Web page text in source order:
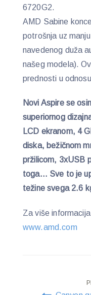
6720G2.
AMD Sabine
potrošnja uz
navedenog duža
našeg modela).
prednosti u
Novi Aspire se
superiornog
LCD ekranom, 4
diska, bežičnom
pržilicom, 3xUSB
toga… Sve to je
težine svega 2.6
Za više
www.amd.com
Post